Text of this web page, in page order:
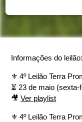
Informações do leilão:
⚜️ 4º Leilão Terra
⏳ 23 de maio
🎥Ver playlist
⚜️ 4º Leilão Terra